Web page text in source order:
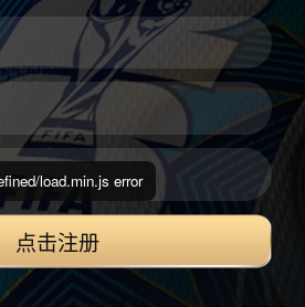
点击注册
load.min.js error